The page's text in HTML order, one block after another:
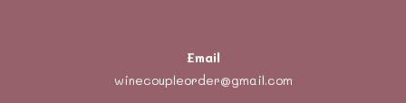
Email
winecoupleorder@gmail.com